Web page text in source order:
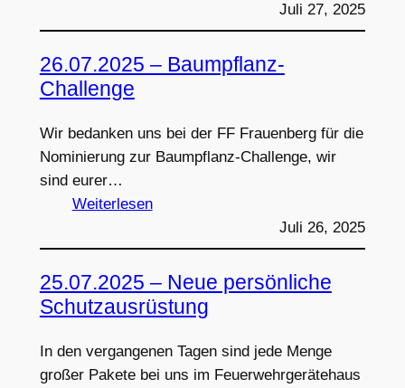
–
Instagram
Juli 27, 2025
26.07.2025 – Baumpflanz-
Challenge
Wir bedanken uns bei der FF Frauenberg für die
Nominierung zur Baumpflanz-Challenge, wir
sind eurer…
Weiterlesen:
–
Baumpflanz-
Challenge
Juli 26, 2025
25.07.2025 – Neue persönliche
Schutzausrüstung
In den vergangenen Tagen sind jede Menge
großer Pakete bei uns im Feuerwehrgerätehaus